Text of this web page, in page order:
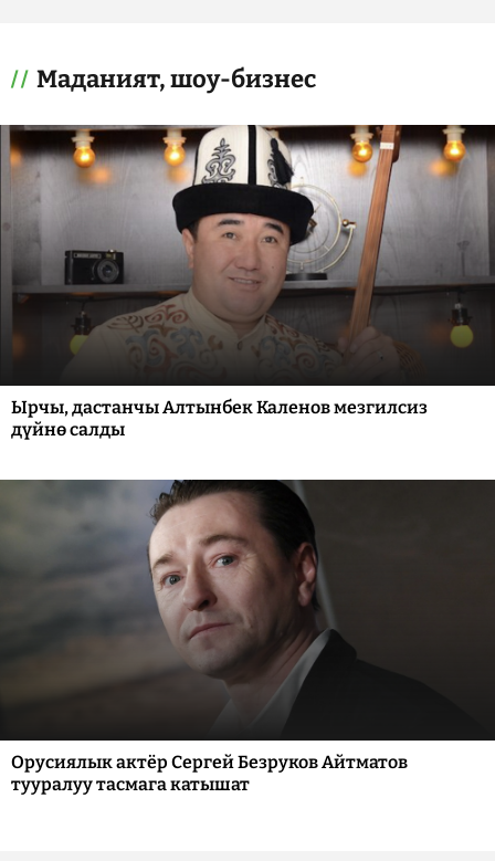
Маданият, шоу-бизнес
Ырчы, дастанчы Алтынбек Каленов мезгилсиз
дүйнө салды
Орусиялык актёр Сергей Безруков Айтматов
тууралуу тасмага катышат